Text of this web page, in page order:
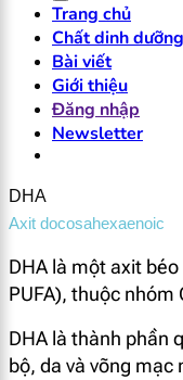
Trang chủ
Chất dinh dưỡng
Bài viết
Giới thiệu
Đăng nhập
Newsletter
DHA
Axit docosahexaenoic
DHA là một axit
PUFA), thuộc nhóm
DHA là thành phần
bộ, da và võng mạc